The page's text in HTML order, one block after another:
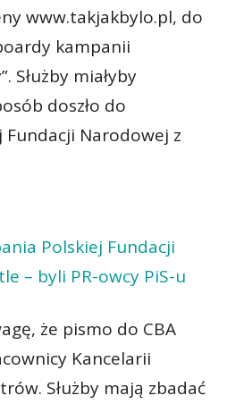
www.takjakbylo.pl, do
kampanii
Służby miałyby
doszło do
Fundacji Narodowej z
Polskiej Fundacji
– byli PR-owcy PiS-u
że pismo do CBA
Kancelarii
Służby mają zbadać